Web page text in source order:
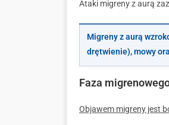
Ataki migreny z aurą
Migreny z aurą
drętwienie), mowy
Faza
Objawem migreny jest